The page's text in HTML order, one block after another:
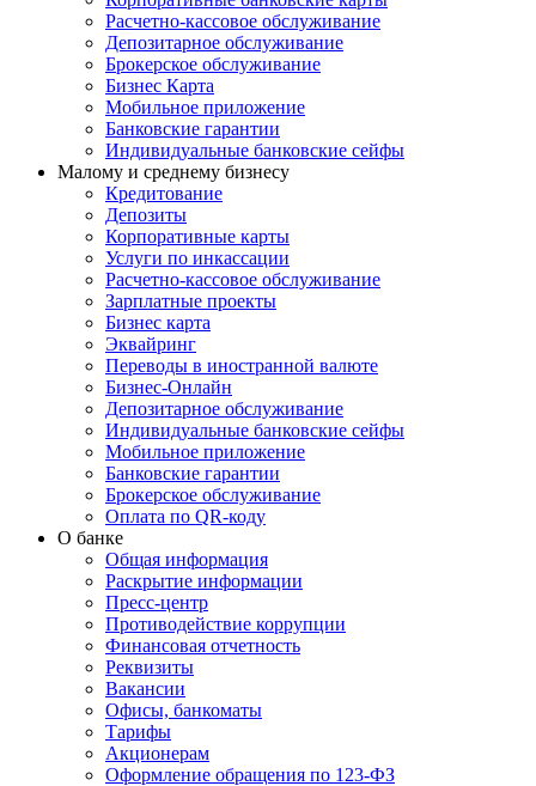
Расчетно-кассовое обслуживание
Депозитарное обслуживание
Брокерское обслуживание
Бизнес Карта
Мобильное приложение
Банковские гарантии
Индивидуальные банковские сейфы
Малому и среднему бизнесу
Кредитование
Депозиты
Корпоративные карты
Услуги по инкассации
Расчетно-кассовое обслуживание
Зарплатные проекты
Бизнес карта
Эквайринг
Переводы в иностранной валюте
Бизнес-Онлайн
Депозитарное обслуживание
Индивидуальные банковские сейфы
Мобильное приложение
Банковские гарантии
Брокерское обслуживание
Оплата по QR-коду
О банке
Общая информация
Раскрытие информации
Пресс-центр
Противодействие коррупции
Финансовая отчетность
Реквизиты
Вакансии
Офисы, банкоматы
Тарифы
Акционерам
Оформление обращения по 123-ФЗ